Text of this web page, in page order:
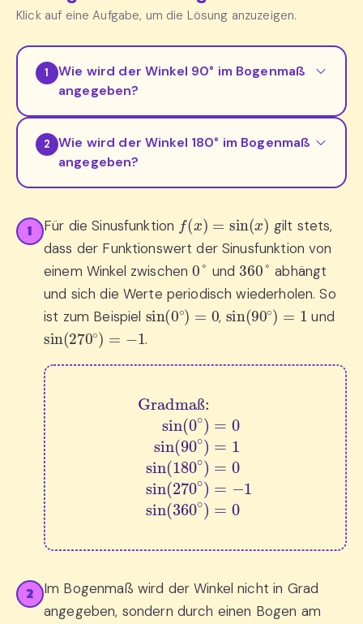
Klick auf eine Aufgabe, um die Lösung anzuzeigen.
1
Wie wird der Winkel 90° im Bogenmaß
angegeben?
2
Wie wird der Winkel 180° im Bogenmaß
angegeben?
1 Für die Sinusfunktion f(x = (x
gilt stets,
dass der Funktionswert der Sinusfunktion von
einem Winkel zwischen0° und 360° abhängt
und sich die Werte periodisch wiederholen. So
ist zum Beispiel
sin (0∘ 0, sin (90∘ 1 und
sin (270∘ = .
ß
sin(0∘)=0sin )
2
Im Bogenmaß wird der Winkel nicht in Grad
angegeben, sondern durch einen Bogen am